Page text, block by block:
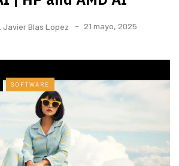
Javier Blas Lopez 21 mayo, 2025
SOFTWARE